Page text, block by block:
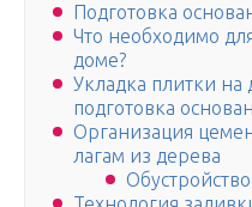
Подготовка
Что необходимо
доме?
Укладка плитки
подготовка
Организация
лагам из дерева